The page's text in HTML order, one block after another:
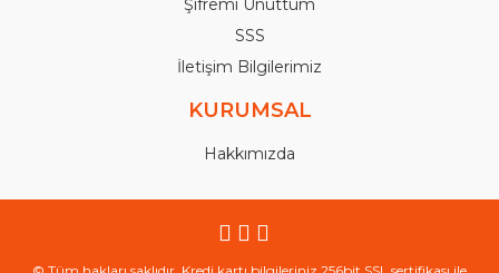
Şifremi Unuttum
SSS
İletişim Bilgilerimiz
KURUMSAL
Hakkımızda